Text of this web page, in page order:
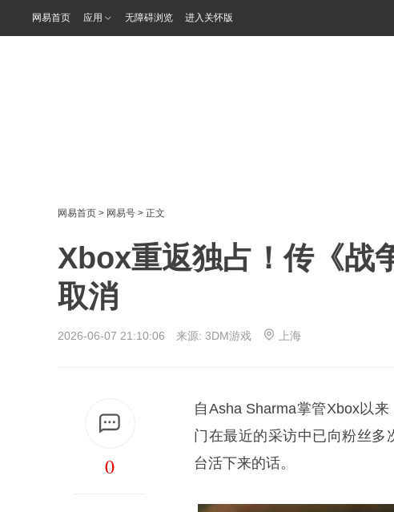
网易首页 应用 无障碍浏览 进入关怀版
网易首页 > 网易号 > 正文
Xbox重返独占！传《战
取消
2026-06-07 21:10:06 来源: 3DM游戏 上海
0
自Asha Sharma掌管Xbox以
门在最近的采访中已向粉丝多
台活下来的话。